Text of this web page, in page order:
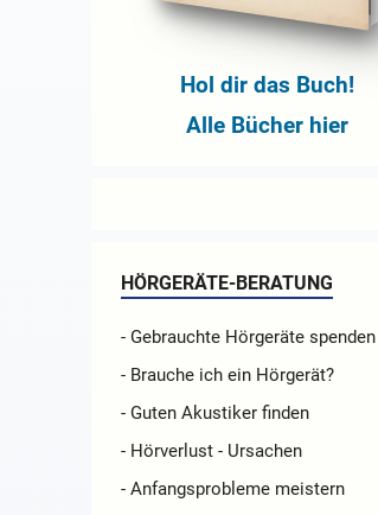
Hol dir das Buch!
Alle Bücher hier
HÖRGERÄTE-BERATUNG
- Gebrauchte Hörgeräte spenden
- Brauche ich ein Hörgerät?
- Guten Akustiker finden
- Hörverlust - Ursachen
- Anfangsprobleme meistern